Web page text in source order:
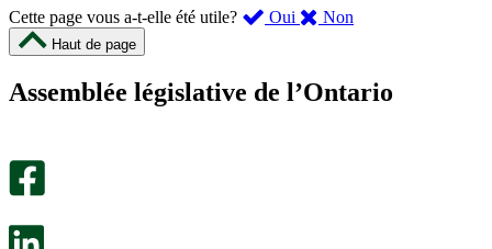
Cette page vous a-t-elle été utile? Oui ,
été
Non
m’a
Haut de page
Assemblée législative de l’Ontario